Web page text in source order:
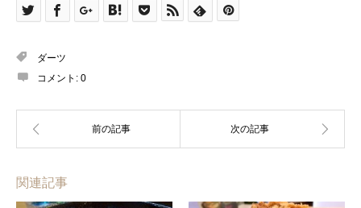
ダーツ
コメント: 0
関連記事